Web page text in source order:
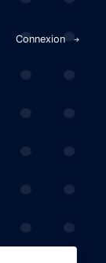
Connexion